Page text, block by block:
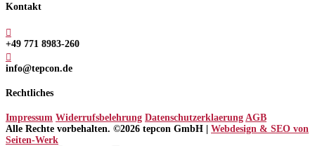
Kontakt

+49 771 8983-260

info@tepcon.de
Rechtliches
Impressum Widerrufsbelehrung Datenschutzerklaerung AGB
Alle Rechte vorbehalten. ©2026 tepcon GmbH | Webdesign & SEO von
Seiten-Werk